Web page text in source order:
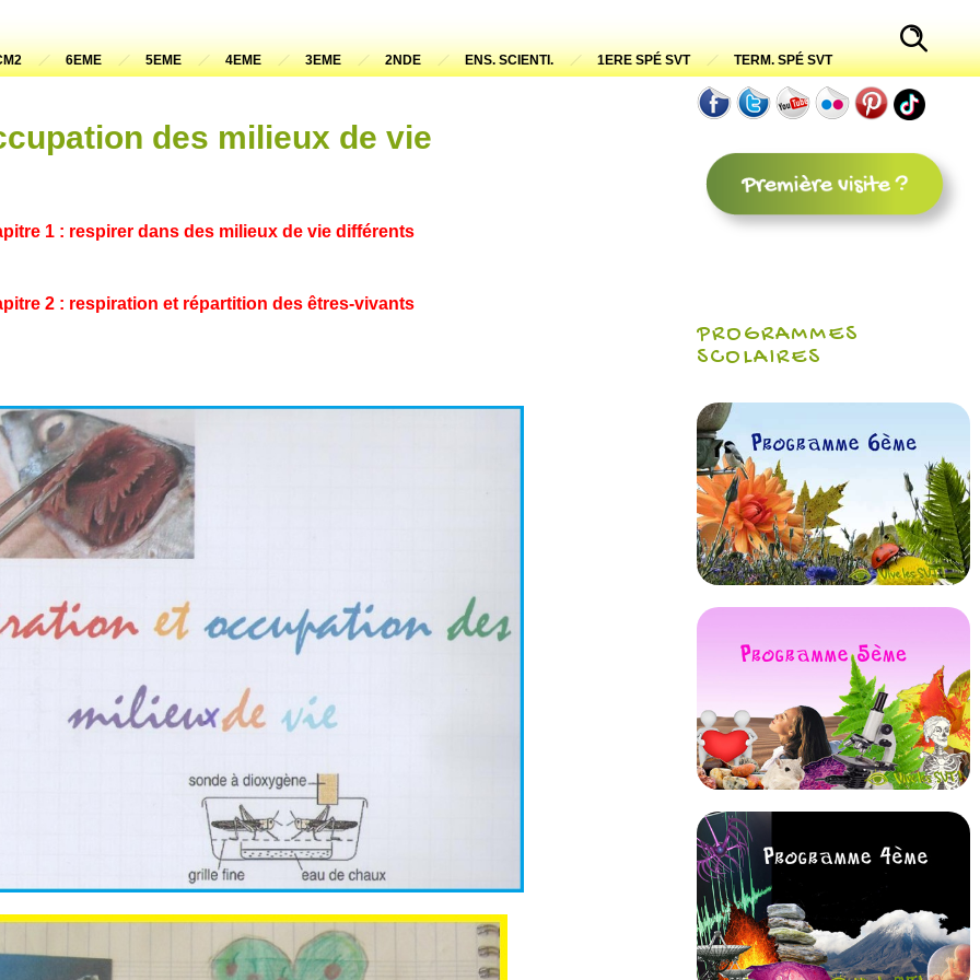
6EME 5EME 4EME 3EME 2NDE ENS. SCIENTI. 1ERE SPÉ SVT
TERM. SPÉ SVT
des milieux de vie
1 : respirer dans des milieux de vie différents
2 : respiration et répartition des êtres-vivants
PROGRAMMES
SCOLAIRES